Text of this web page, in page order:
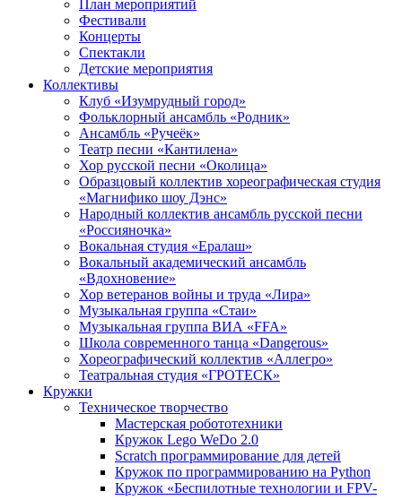
План мероприятий
Фестивали
Концерты
Спектакли
Детские мероприятия
Коллективы
Клуб «Изумрудный город»
Фольклорный ансамбль «Родник»
Ансамбль «Ручеёк»
Театр песни «Кантилена»
Хор русской песни «Околица»
Образцовый коллектив хореографическая студия
«Магнифико шоу Дэнс»
Народный коллектив ансамбль русской песни
«Россияночка»
Вокальная студия «Ералаш»
Вокальный академический ансамбль
«Вдохновение»
Хор ветеранов войны и труда «Лира»
Музыкальная группа «Стаи»
Музыкальная группа ВИА «FFA»
Школа современного танца «Dangerous»
Хореографический коллектив «Аллегро»
Театральная студия «ГРОТЕСК»
Кружки
Техническое творчество
Мастерская робототехники
Кружок Lego WeDo 2.0
Scratch программирование для детей
Кружок по программированию на Python
Кружок «Беспилотные технологии и FPV-